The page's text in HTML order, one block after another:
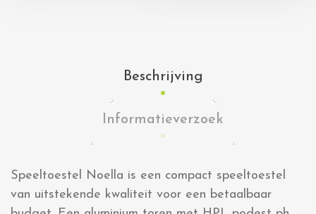
Beschrijving
Informatieverzoek
Speeltoestel Noella is een compact speeltoestel
van uitstekende kwaliteit voor een betaalbaar